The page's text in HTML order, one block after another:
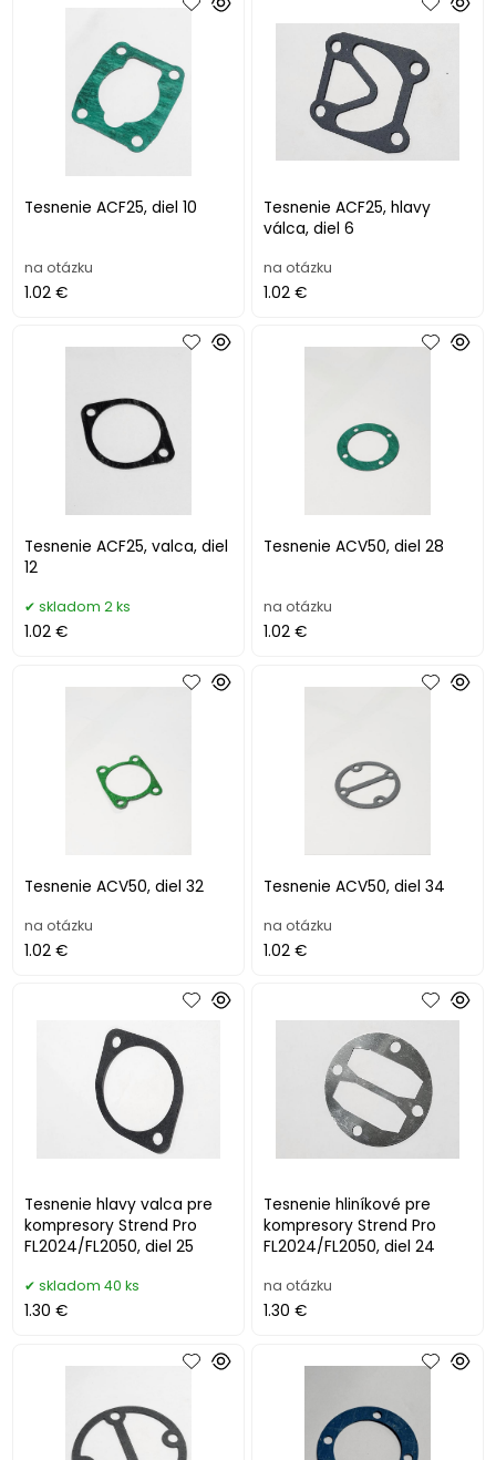
Tesnenie ACF25, diel 10
na otázku
1.02 €
Tesnenie ACF25, hlavy
válca, diel 6
na otázku
1.02 €
Tesnenie ACF25, valca, diel
12
skladom 2 ks
1.02 €
Tesnenie ACV50, diel 28
na otázku
1.02 €
Tesnenie ACV50, diel 32
na otázku
1.02 €
Tesnenie ACV50, diel 34
na otázku
1.02 €
Tesnenie hlavy valca pre
kompresory Strend Pro
FL2024/FL2050, diel 25
skladom 40 ks
1.30 €
Tesnenie hliníkové pre
kompresory Strend Pro
FL2024/FL2050, diel 24
na otázku
1.30 €